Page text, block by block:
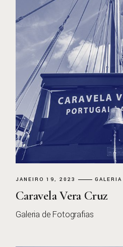
JANEIRO 19, 2023 GALERIA
Caravela Vera Cruz
Galeria de Fotografias